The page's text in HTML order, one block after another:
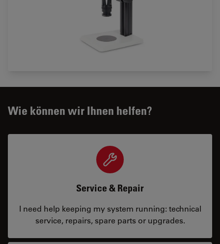
Wie können wir Ihnen helfen?
Service & Repair
I need help keeping my system running: technical
service, repairs, spare parts or upgrades.